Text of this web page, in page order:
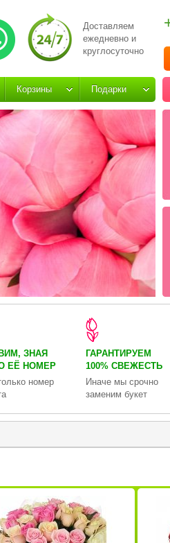
Доставляем
ежедневно и
круглосуточно
Корзины Подарки
ЗНАЯ
ЕЁ НОМЕР
номер
ГАРАНТИРУЕМ
100% СВЕЖЕСТЬ
Иначе мы срочно
заменим букет